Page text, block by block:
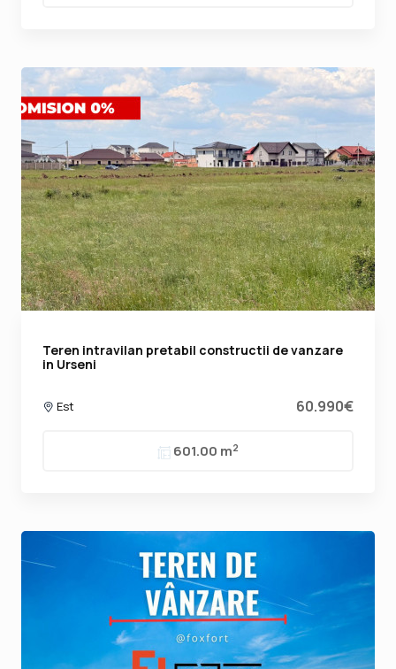
Teren intravilan pretabil constructii de vanzare
in Urseni
Est 60.990€
601.00 m2